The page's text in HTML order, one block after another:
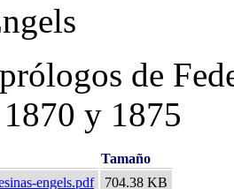
de
y 1875
Tamaño
engels.pdf
704.38 KB